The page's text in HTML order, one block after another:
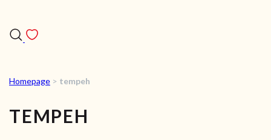
Homepage > tempeh
TEMPEH